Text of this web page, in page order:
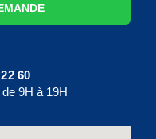
60
9H à 19H